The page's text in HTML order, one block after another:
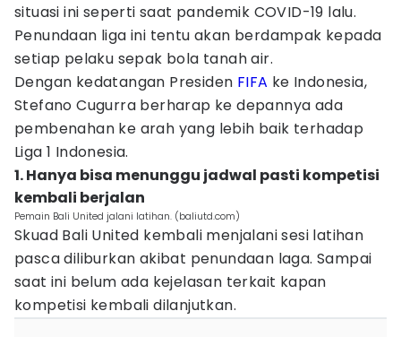
situasi ini seperti saat pandemik COVID-19 lalu.
Penundaan liga ini tentu akan berdampak kepada
setiap pelaku sepak bola tanah air.
Dengan kedatangan Presiden FIFA ke Indonesia,
Stefano Cugurra berharap ke depannya ada
pembenahan ke arah yang lebih baik terhadap
Liga 1 Indonesia.
1. Hanya bisa menunggu jadwal pasti kompetisi
kembali berjalan
Pemain Bali United jalani latihan. (baliutd.com)
Skuad Bali United kembali menjalani sesi latihan
pasca diliburkan akibat penundaan laga. Sampai
saat ini belum ada kejelasan terkait kapan
kompetisi kembali dilanjutkan.